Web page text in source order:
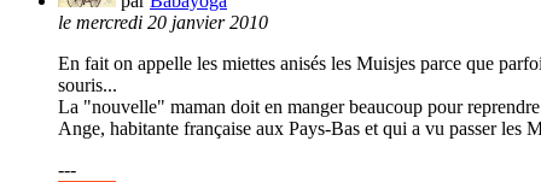
le mercredi 20 janvier 2010
En fait on appelle les miettes anisés les Muisjes parce que
souris...
La "nouvelle" maman doit en manger beaucoup pour
Ange, habitante française aux Pays-Bas et qui a vu passer les
---